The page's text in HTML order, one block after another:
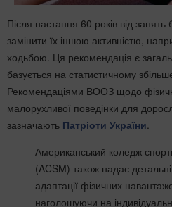
Після настання 60 років від занять
замінити їх іншою активністю,
ходьбою. Ця рекомендація є
базується на статистичному
Рекомендаціями ВООЗ щодо
малорухливої поведінки для
зазначають Патріоти України.
Американський коледж
(ACSM) також надає
адаптації фізичних
наголошуючи на